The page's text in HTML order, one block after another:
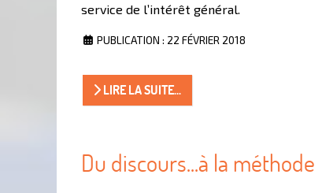
service de l’intérêt général.
PUBLICATION : 22 FÉVRIER 2018
LIRE LA SUITE...
Du discours...à la méthode